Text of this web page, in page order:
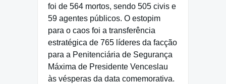
foi de 564 mortos, sendo 505 civis e
59 agentes públicos. O estopim
para o caos foi a transferência
estratégica de 765 líderes da facção
para a Penitenciária de Segurança
Máxima de Presidente Venceslau
às vésperas da data comemorativa.